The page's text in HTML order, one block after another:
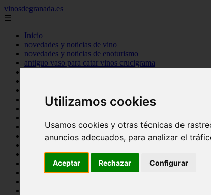
Utilizamos cookies
Usamos cookies y otras técnicas de
anuncios adecuados, para analizar el
Aceptar Rechazar Configurar
vinosdegranada.es
☰
Inicio
novedades y noticias de vino
novedades y noticias de enoturismo
antiguo vaso para catar vinos crucigrama
Sevilla - sevilla
Barcelona - barcelona
Santa-cruz-de-tenerife - guía-de-isora
La-rioja - casalarreina
Almería - roquetas-de-mar